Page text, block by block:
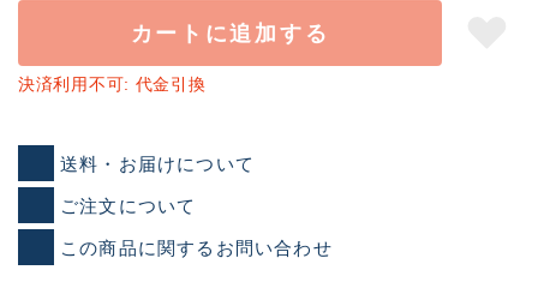
カートに追加する
決済利用不可: 代金引換
送料・お届けについて
ご注文について
この商品に関するお問い合わせ